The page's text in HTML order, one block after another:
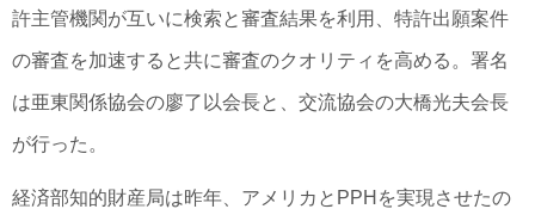
許主管機関が互いに検索と審査結果を利用、特許出願案件
の審査を加速すると共に審査のクオリティを高める。署名
は亜東関係協会の廖了以会長と、交流協会の大橋光夫会長
が行った。
経済部知的財産局は昨年、アメリカとPPHを実現させたの